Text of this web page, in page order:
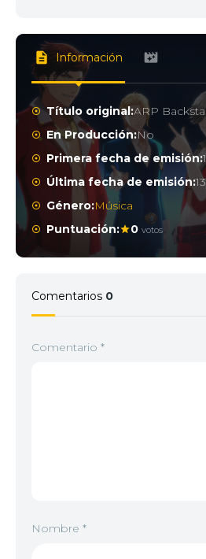
Información
Título original:ARP
En Producción:No
Primera fecha de emisión:
Última fecha de emisión:
Género:Música
Puntuación:
0 votos
Comentarios 0
Comentario *
Nombre *